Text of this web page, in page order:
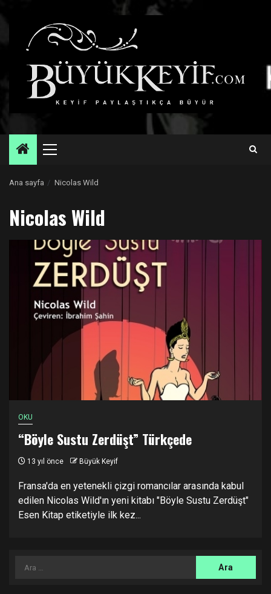
Primary
Ana sayfa Nicolas Wild
Nicolas Wild
OKU
“Böyle Sustu Zerdüşt” Türkçede
13 yıl önce Büyük Keyif
Fransa'da en yetenekli çizgi romancılar arasında kabul
edilen Nicolas Wild'ın yeni kitabı "Böyle Sustu Zerdüşt"
Esen Kitap etiketiyle ilk kez...
Arama: